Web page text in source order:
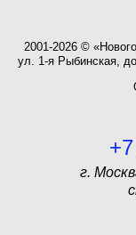
2001-2026 ©
ул. 1-я Рыбинская,
г.